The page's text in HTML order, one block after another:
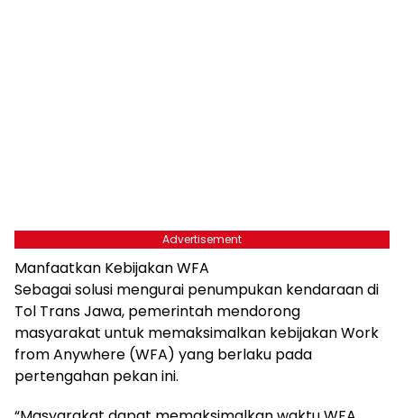
Advertisement
Manfaatkan Kebijakan WFA
Sebagai solusi mengurai penumpukan kendaraan di
Tol Trans Jawa, pemerintah mendorong
masyarakat untuk memaksimalkan kebijakan Work
from Anywhere (WFA) yang berlaku pada
pertengahan pekan ini.